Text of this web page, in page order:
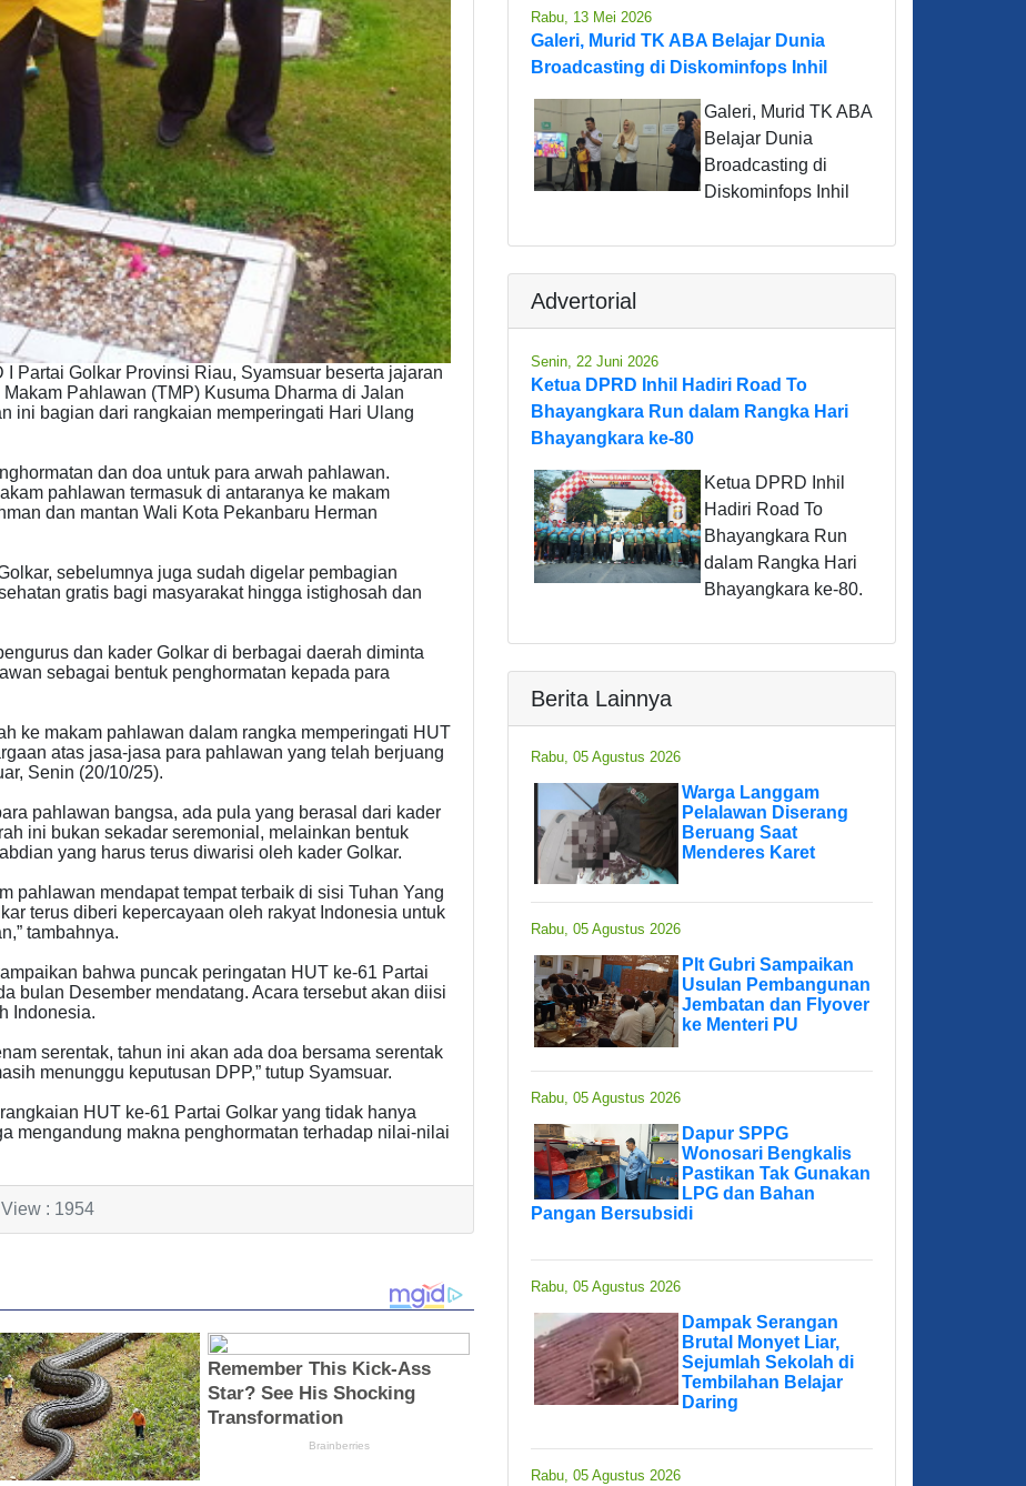
Partai Golkar Provinsi Riau, Syamsuar beserta jajaran
Pahlawan (TMP) Kusuma Dharma di Jalan
ini bagian dari rangkaian memperingati Hari Ulang
dan doa untuk para arwah pahlawan.
pahlawan termasuk di antaranya ke makam
dan mantan Wali Kota Pekanbaru Herman
sebelumnya juga sudah digelar pembagian
gratis bagi masyarakat hingga istighosah dan
dan kader Golkar di berbagai daerah diminta
sebagai bentuk penghormatan kepada para
ke makam pahlawan dalam rangka memperingati HUT
atas jasa-jasa para pahlawan yang telah berjuang
Senin (20/10/25).
pahlawan bangsa, ada pula yang berasal dari kader
ini bukan sekadar seremonial, melainkan bentuk
yang harus terus diwarisi oleh kader Golkar.
pahlawan mendapat tempat terbaik di sisi Tuhan Yang
terus diberi kepercayaan oleh rakyat Indonesia untuk
tambahnya.
bahwa puncak peringatan HUT ke-61 Partai
bulan Desember mendatang. Acara tersebut akan diisi
Indonesia.
serentak, tahun ini akan ada doa bersama serentak
menunggu keputusan DPP,” tutup Syamsuar.
HUT ke-61 Partai Golkar yang tidak hanya
mengandung makna penghormatan terhadap nilai-nilai
: 1954
Rabu, 13 Mei 2026
Galeri, Murid TK ABA Belajar Dunia
Broadcasting di Diskominfops Inhil
Galeri, Murid TK ABA
Belajar Dunia
Broadcasting di
Diskominfops Inhil
Advertorial
Senin, 22 Juni 2026
Ketua DPRD Inhil Hadiri Road To
Bhayangkara Run dalam Rangka Hari
Bhayangkara ke-80
Ketua DPRD Inhil
Hadiri Road To
Bhayangkara Run
dalam Rangka Hari
Bhayangkara ke-80.
Berita Lainnya
Rabu, 05 Agustus 2026
Warga Langgam
Pelalawan Diserang
Beruang Saat
Menderes Karet
Rabu, 05 Agustus 2026
Plt Gubri Sampaikan
Usulan Pembangunan
Jembatan dan Flyover
ke Menteri PU
Rabu, 05 Agustus 2026
Dapur SPPG
Wonosari Bengkalis
Pastikan Tak Gunakan
LPG dan Bahan
Pangan Bersubsidi
Rabu, 05 Agustus 2026
Dampak Serangan
Brutal Monyet Liar,
Sejumlah Sekolah di
Tembilahan Belajar
Daring
Rabu, 05 Agustus 2026